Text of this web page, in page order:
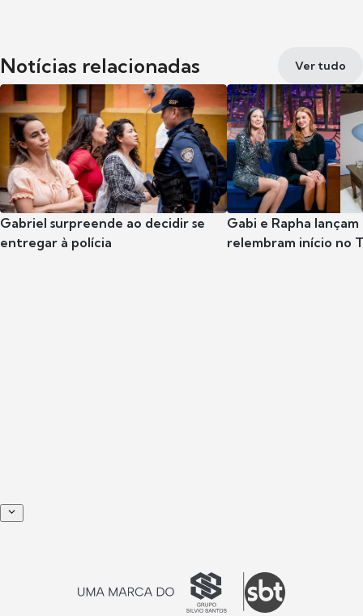
Notícias relacionadas Ver tudo
Gabriel surpreende ao decidir se
entregar à polícia
Gabi e Rapha
relembram início no